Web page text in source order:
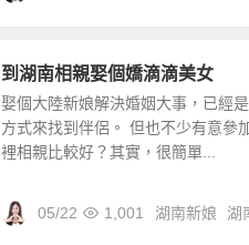
到湖南相親娶個嬌滴滴美女
娶個大陸新娘解決婚姻大事，已經
方式來找到伴侶。 但也不少有意參
裡相親比較好？其實，很簡單...
05/22 1,001 湖南新娘 湖